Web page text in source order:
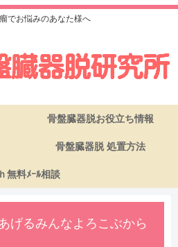
でお悩みのあなた様へ
骨盤臓器脱お役立ち情報
骨盤臓器脱 処置方法
無料ﾒｰﾙ相談
げるみんなよろこぶから